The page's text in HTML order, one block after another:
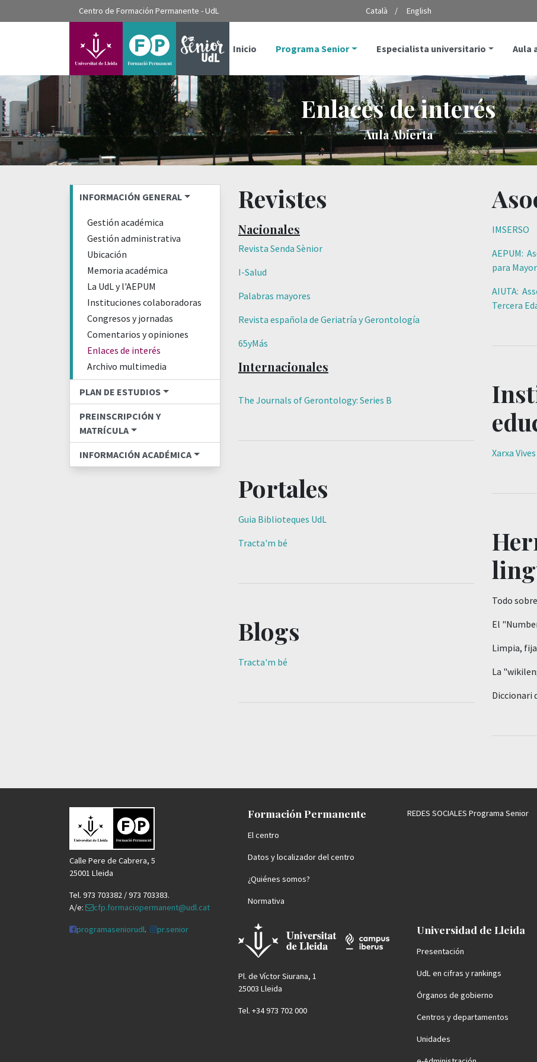
???label.access.jump.content???
???label.access.jump.header???
???label.access.jump.footer???
???label.access.jump.menu???
Centro de Formación Permanente - UdL Català English
Inicio Programa Senior Especialista universitario Aula
Enlaces de interés
Aula Abierta
INFORMACIÓN GENERAL
Gestión académica
Gestión administrativa
Ubicación
Memoria académica
La UdL y l'AEPUM
Instituciones colaboradoras
Congresos y jornadas
Comentarios y opiniones
Enlaces de interés
Archivo multimedia
PLAN DE ESTUDIOS
PREINSCRIPCIÓN Y
MATRÍCULA
INFORMACIÓN ACADÉMICA
Revistes
Nacionales
Revista Senda Sènior
I-Salud
Palabras mayores
Revista española de Geriatría y Gerontología
65yMás
Internacionales
The Journals of Gerontology: Series B
Portales
Guia Biblioteques UdL
Tracta'm bé
Blogs
Tracta'm bé
IMSERSO
AEPUM:
para
AIUTA:
Tercera
Xarxa
Todo
El
Limpia,
La
Diccionari
Calle Pere de Cabrera, 5
25001 Lleida
Tel. 973 703382 / 973 703383.
A/e:
cfp.formaciopermanent@udl.cat
Formación Permanente
El centro
Datos y localizador del centro
¿Quiénes somos?
Normativa
REDES SOCIALES Programa Senior
programaseniorudl. pr.senior
Pl. de Víctor Siurana, 1
25003 Lleida
Tel. +34 973 702 000
Universidad de Lleida
Presentación
UdL en cifras y rankings
Órganos de gobierno
Centros y departamentos
Unidades